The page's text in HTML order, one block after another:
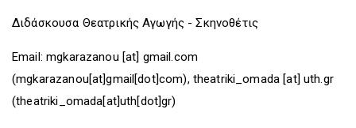
Διδάσκουσα Θεατρικής Αγωγής - Σκηνοθέτις
Εmail:mgkarazanou [at] gmail.com
(mgkarazanou[at]gmail[dot]com), theatriki_omada [at] uth.gr
(theatriki_omada[at]uth[dot]gr)